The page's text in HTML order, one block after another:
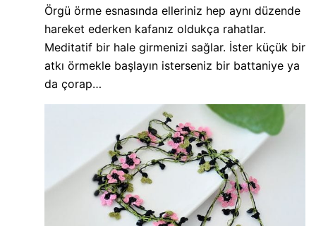
Örgü örme esnasında elleriniz hep aynı düzende
hareket ederken kafanız oldukça rahatlar.
Meditatif bir hale girmenizi sağlar. İster küçük bir
atkı örmekle başlayın isterseniz bir battaniye ya
da çorap…